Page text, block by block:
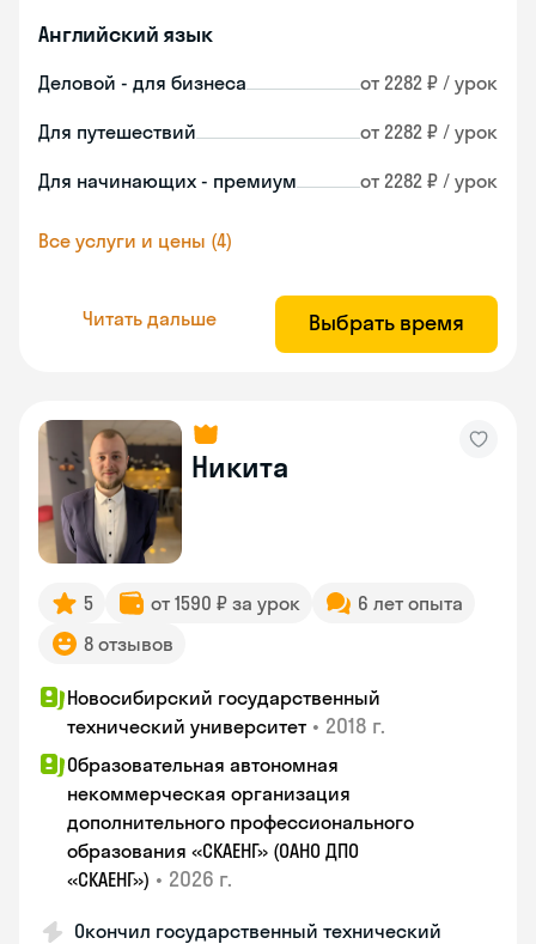
Английский язык
Деловой - для бизнеса от 2282 ₽ / урок
Для путешествий от 2282 ₽ / урок
Для начинающих - премиум от 2282 ₽ / урок
Все услуги и цены (4)
Читать дальше Выбрать время
Никита
5 от 1590 ₽ за урок
6 лет опыта
8 отзывов
Новосибирский государственный
технический университет • 2018 г.
Образовательная автономная
некоммерческая организация
дополнительного профессионального
образования «СКАЕНГ» (ОАНО ДПО
«СКАЕНГ») • 2026 г.
Окончил государственный технический